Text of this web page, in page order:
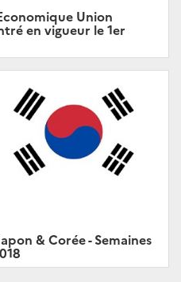
Union
en vigueur le 1er
& Corée - Semaines